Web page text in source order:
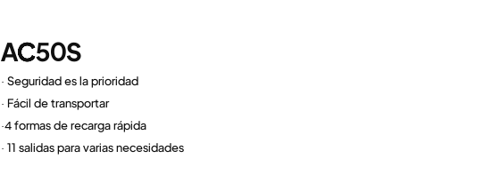
AC50S
· Seguridad es la prioridad
· Fácil de transportar
·4 formas de recarga rápida
· 11 salidas para varias necesidades